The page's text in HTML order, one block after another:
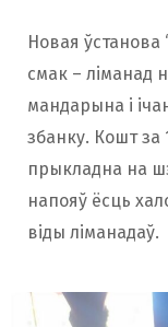
Новая
смак – ліманад
мандарына і
збанку. Кошт за
прыкладна на
напояў ёсць
віды ліманадаў.